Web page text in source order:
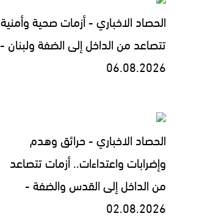
الحصاد الاخباري - أزمات صحية وأمنية
تتصاعد من الداخل إلى الضفة ولبنان -
06.08.2026
الحصاد الاخباري - حرائق وهدم
وإضرابات واعتداءات.. أزمات تتصاعد
من الداخل إلى القدس والضفة -
02.08.2026